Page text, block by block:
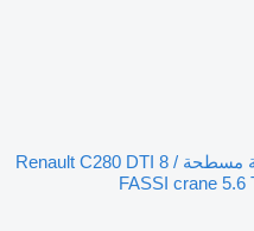
شاحنة مسطحة Renault C280 DTI 8 /
FASSI crane 5.6